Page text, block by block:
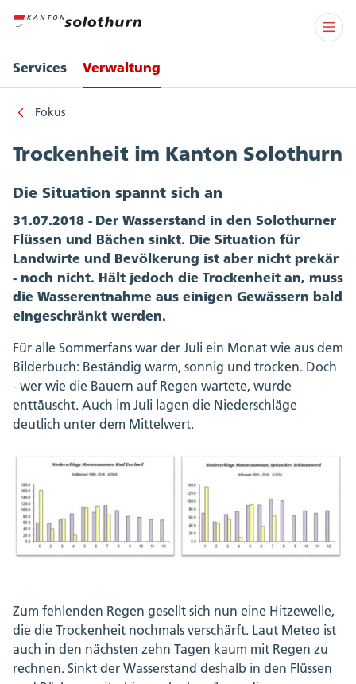
Services Verwaltung
Fokus
Trockenheit im Kanton Solothurn
Die Situation spannt sich an
31.07.2018 - Der Wasserstand in den Solothurner
Flüssen und Bächen sinkt. Die Situation für
Landwirte und Bevölkerung ist aber nicht prekär
- noch nicht. Hält jedoch die Trockenheit an, muss
die Wasserentnahme aus einigen Gewässern bald
eingeschränkt werden.
Für alle Sommerfans war der Juli ein Monat wie aus dem
Bilderbuch: Beständig warm, sonnig und trocken. Doch
- wer wie die Bauern auf Regen wartete, wurde
enttäuscht. Auch im Juli lagen die Niederschläge
deutlich unter dem Mittelwert.
Zum fehlenden Regen gesellt sich nun eine Hitzewelle,
die die Trockenheit nochmals verschärft. Laut Meteo ist
auch in den nächsten zehn Tagen kaum mit Regen zu
rechnen. Sinkt der Wasserstand deshalb in den Flüssen